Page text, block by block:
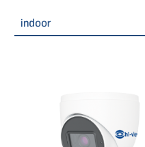
indoor